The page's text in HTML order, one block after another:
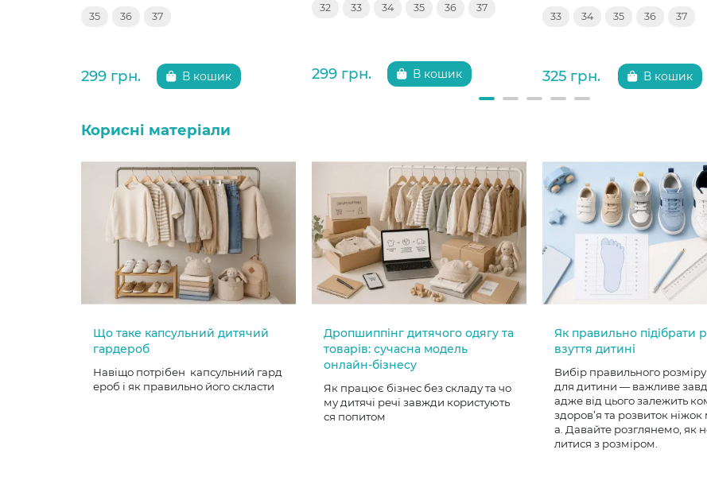
35 36 37
299 грн. В кошик
32 33 34 35 36 37
299 грн. В кошик
33 34 35 36 37
325 грн. В кошик
Корисні матеріали
Що таке капсульний дитячий
гардероб
Навіщо потрібен капсульний гард
ероб і як правильно його скласти
Дропшиппінг дитячого одягу та
товарів: сучасна модель
онлайн-бізнесу
Як працює бізнес без складу та чо
му дитячі речі завжди користують
ся попитом
Як правильно підібрати
взуття дитині
Вибір правильного розміру
для дитини — важливе
адже від цього залежить
здоров’я та розвиток
а. Давайте розглянемо, як
литися з розміром.